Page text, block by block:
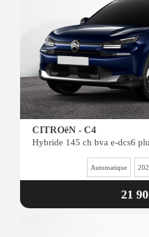
CITROëN - C4
Automatique
21